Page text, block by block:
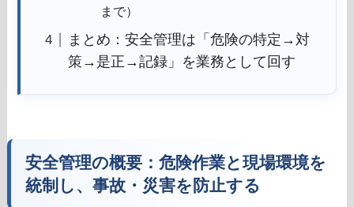
まで）
まとめ：安全管理は「危険の特定→対
策→是正→記録」を業務として回す
安全管理の概要：危険作業と現場環境を
統制し、事故・災害を防止する